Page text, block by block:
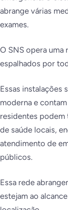
abrange várias
exames.
O SNS opera uma
espalhados por
Essas instalações
moderna e
residentes podem
de saúde locais,
atendimento de
públicos.
Essa rede
estejam ao